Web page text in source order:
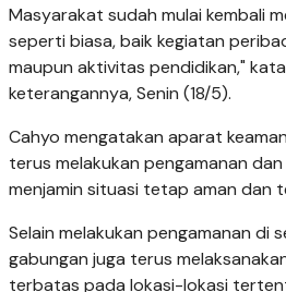
Masyarakat sudah mulai kembali
seperti biasa, baik kegiatan
maupun aktivitas pendidikan,"
keterangannya, Senin (18/5).
Cahyo mengatakan aparat
terus melakukan pengamanan
menjamin situasi tetap aman dan
Selain melakukan pengamanan di
gabungan juga terus
terbatas pada lokasi-lokasi